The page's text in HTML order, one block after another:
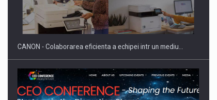
Producatorii si comerciantii care nu se supun noilor
reglementari…
CANON - Colaborarea eficienta a echipei intr un mediu…